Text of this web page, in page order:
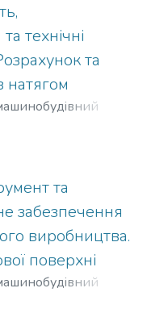
технічні
та
натягом
Олена Михайлівна
та
забезпечення
виробництва.
поверхні
І.